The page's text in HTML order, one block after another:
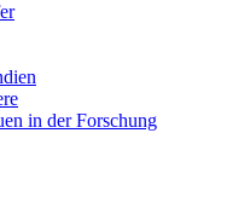
in der Forschung